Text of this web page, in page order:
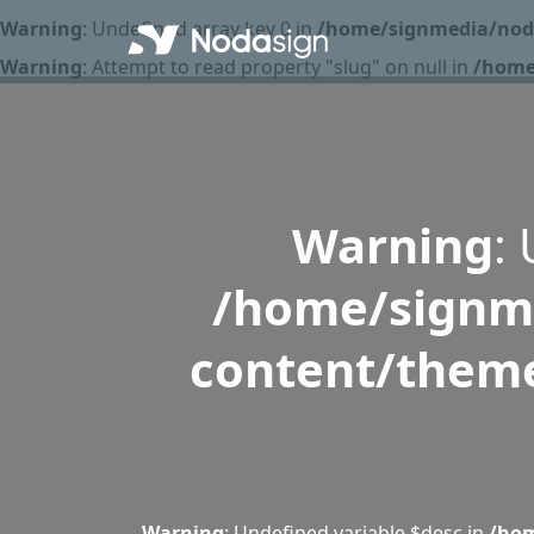
Warning: Undefined array key 0 in/home/signmedia/
Warning: Attempt to read property "slug" on null in /
Warning:
/home/
content/